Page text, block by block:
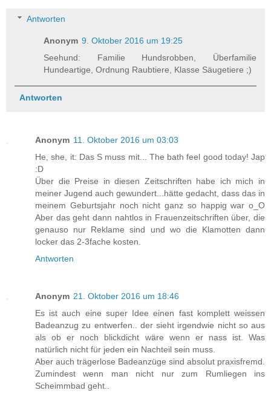
Antworten
Anonym 9. Oktober 2016 um 19:25
Seehund: Familie Hundsrobben, Überfamilie
Hundeartige, Ordnung Raubtiere, Klasse Säugetiere ;)
Antworten
Anonym 11. Oktober 2016 um 03:03
He, she, it: Das S muss mit... The bath feel good today! Jap
:D
Über die Preise in diesen Zeitschriften habe ich mich in
meiner Jugend auch gewundert...hätte gedacht, dass das in
meinem Geburtsjahr noch nicht ganz so happig war o_O
Aber das geht dann nahtlos in Frauenzeitschriften über, die
genauso nur Reklame sind und wo die Klamotten dann
locker das 2-3fache kosten.
Antworten
Anonym 21. Oktober 2016 um 18:46
Es ist auch eine super Idee einen fast komplett weissen
Badeanzug zu entwerfen.. der sieht irgendwie nicht so aus
als ob er noch blickdicht wäre wenn er nass ist. Was
natürlich nicht für jeden ein Nachteil sein muss.
Aber auch trägerlose Badeanzüge sind absolut praxisfremd.
Zumindest wenn man nicht nur zum Rumliegen ins
Scheimmbad geht..